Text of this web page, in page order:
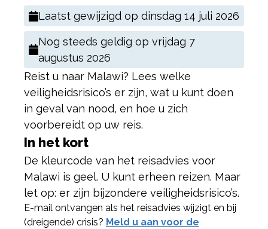
Laatst gewijzigd op dinsdag 14 juli 2026
Nog steeds geldig op vrijdag 7
augustus 2026
Reist u naar Malawi? Lees welke
veiligheidsrisico’s er zijn, wat u kunt doen
in geval van nood, en hoe u zich
voorbereidt op uw reis.
In het kort
De kleurcode van het reisadvies voor
Malawi is geel. U kunt erheen reizen. Maar
let op: er zijn bijzondere veiligheidsrisico’s.
E-mail ontvangen als het reisadvies wijzigt en bij
(dreigende) crisis? Meld u aan voor de